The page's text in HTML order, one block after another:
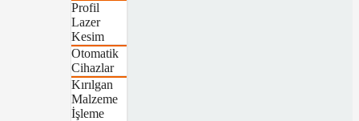
Profil
Lazer
Kesim
Otomatik
Cihazlar
Kırılgan
Malzeme
İşleme